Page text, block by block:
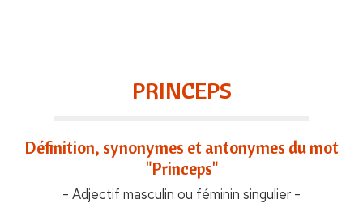
PRINCEPS
Définition, synonymes et antonymes du mot
"Princeps"
- Adjectif masculin ou féminin singulier -